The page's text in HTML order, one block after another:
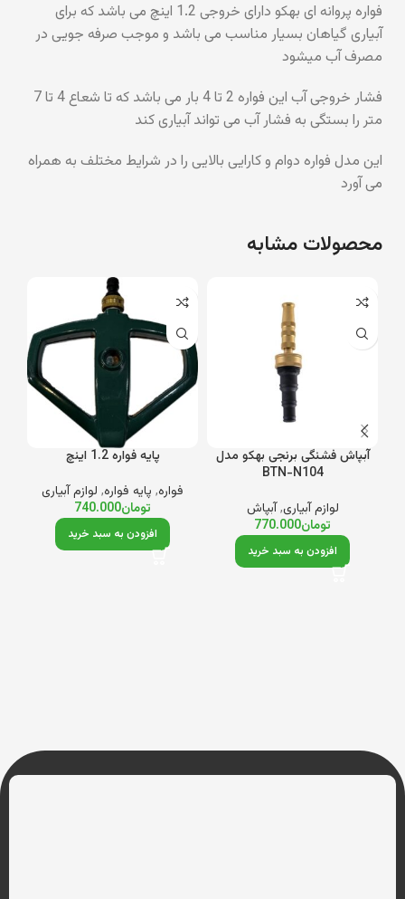
فواره پروانه ای بهکو دارای خروجی 1.2 اینچ می باشد که برای
آبیاری گیاهان بسیار مناسب می باشد و موجب صرفه جویی در
مصرف آب میشود
فشار خروجی آب این فواره 2 تا 4 بار می باشد که تا شعاع 4 تا 7
متر را بستگی به فشار آب می تواند آبیاری کند
این مدل فواره دوام و کارایی بالایی را در شرایط مختلف به همراه
می آورد
محصولات مشابه
آبپاش فشنگی برنجی بهکو مدل
BTN-N104
لوازم آبیاری,آبپاش
تومان770.000
افزودن به سبد خرید
پایه فواره 1.2 اینچ
فواره, پایه فواره, لوازم آبیاری
تومان740.000
افزودن به سبد خرید